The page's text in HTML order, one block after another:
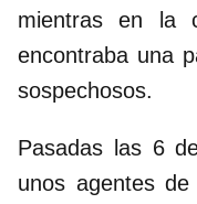
mientras en la
encontraba una
sospechosos.
Pasadas las 6
unos agentes